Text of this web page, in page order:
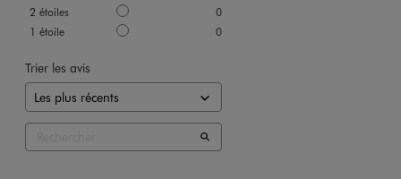
2 étoiles
0
1 étoile 0
Trier les avis